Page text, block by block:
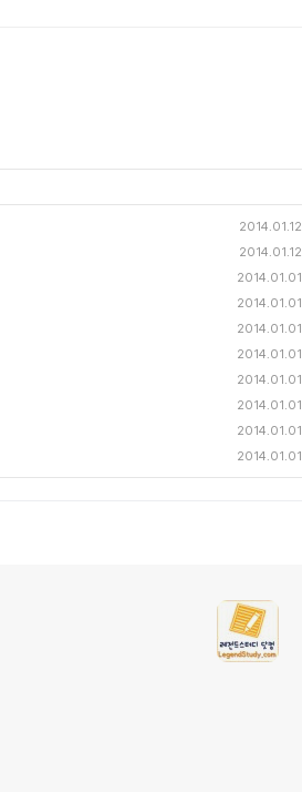
2014.01.12
2014.01.12
2014.01.01
2014.01.01
2014.01.01
2014.01.01
2014.01.01
2014.01.01
2014.01.01
2014.01.01